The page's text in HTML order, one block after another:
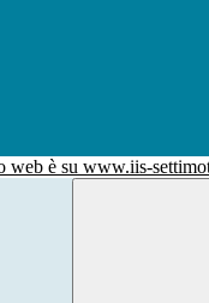
è su www.iis-